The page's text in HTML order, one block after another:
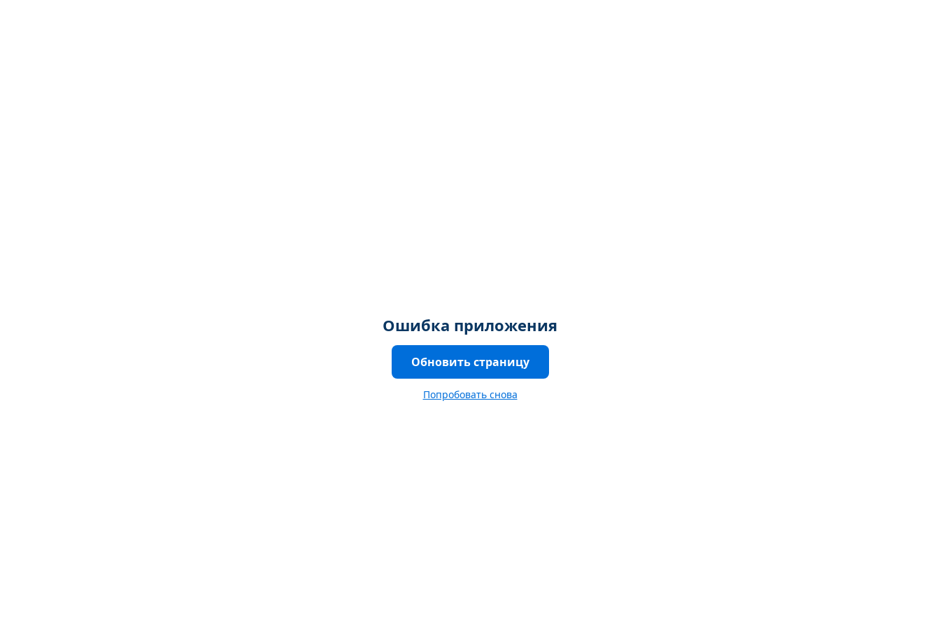
Ошибка приложения
Обновить страницу
Попробовать снова